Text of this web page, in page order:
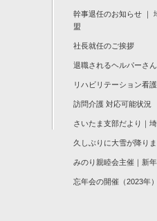
幹事退任のお知らせ ｜
盟
社長就任のご挨拶
退職されるヘルパーさ
リハビリテーション看
訪問介護 対応可能状況
さいたま支部だより｜
久しぶりに大雪が降りま
みのり親睦会主催｜新
忘年会の開催（2023年）